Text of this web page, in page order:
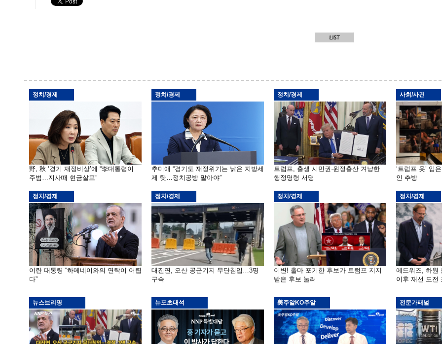
정치/경제
野, 秋 ‘경기 재정비상’에 “李대통령이
주범…지사때 현금살포”
정치/경제
추미애 “경기도 재정위기는 낡은 지방세
제 탓…정치공방 말아야”
정치/경제
트럼프, 출생 시민권·원정출산 겨냥한
행정명령 서명
사회/사건
‘트럼프 옷’ 입
인 추방
정치/경제
이란 대통령 “하메네이와의 연락이 어렵
다”
정치/경제
대진연, 오산 공군기지 무단침입…3명
구속
정치/경제
이변! 출마 포기한 후보가 트럼프 지지
받은 후보 눌러
정치/경제
에드워즈, 하원
이후 재선 도전
뉴스브리핑 뉴포초대석 美주알KO주알 전문가패널